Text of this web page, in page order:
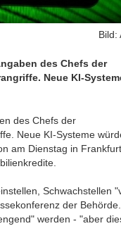
Bild:
des Chefs der
Neue KI-
des Chefs der
Neue KI-Systeme
am Dienstag in
Schwachstellen
der
werden - "aber